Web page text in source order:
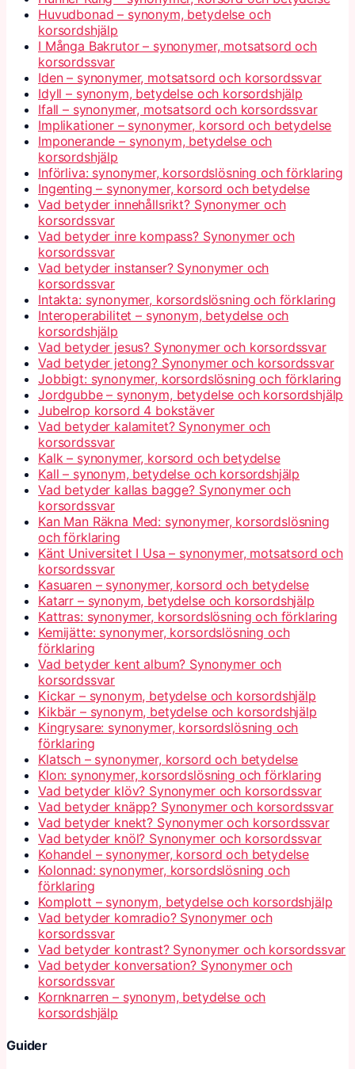
Huvudbonad – synonym, betydelse och
korsordshjälp
I Många Bakrutor – synonymer, motsatsord och
korsordssvar
Iden – synonymer, motsatsord och korsordssvar
Idyll – synonym, betydelse och korsordshjälp
Ifall – synonymer, motsatsord och korsordssvar
Implikationer – synonymer, korsord och betydelse
Imponerande – synonym, betydelse och
korsordshjälp
Införliva: synonymer, korsordslösning och förklaring
Ingenting – synonymer, korsord och betydelse
Vad betyder innehållsrikt? Synonymer och
korsordssvar
Vad betyder inre kompass? Synonymer och
korsordssvar
Vad betyder instanser? Synonymer och
korsordssvar
Intakta: synonymer, korsordslösning och förklaring
Interoperabilitet – synonym, betydelse och
korsordshjälp
Vad betyder jesus? Synonymer och korsordssvar
Vad betyder jetong? Synonymer och korsordssvar
Jobbigt: synonymer, korsordslösning och förklaring
Jordgubbe – synonym, betydelse och korsordshjälp
Jubelrop korsord 4 bokstäver
Vad betyder kalamitet? Synonymer och
korsordssvar
Kalk – synonymer, korsord och betydelse
Kall – synonym, betydelse och korsordshjälp
Vad betyder kallas bagge? Synonymer och
korsordssvar
Kan Man Räkna Med: synonymer, korsordslösning
och förklaring
Känt Universitet I Usa – synonymer, motsatsord och
korsordssvar
Kasuaren – synonymer, korsord och betydelse
Katarr – synonym, betydelse och korsordshjälp
Kattras: synonymer, korsordslösning och förklaring
Kemijätte: synonymer, korsordslösning och
förklaring
Vad betyder kent album? Synonymer och
korsordssvar
Kickar – synonym, betydelse och korsordshjälp
Kikbär – synonym, betydelse och korsordshjälp
Kingrysare: synonymer, korsordslösning och
förklaring
Klatsch – synonymer, korsord och betydelse
Klon: synonymer, korsordslösning och förklaring
Vad betyder klöv? Synonymer och korsordssvar
Vad betyder knäpp? Synonymer och korsordssvar
Vad betyder knekt? Synonymer och korsordssvar
Vad betyder knöl? Synonymer och korsordssvar
Kohandel – synonymer, korsord och betydelse
Kolonnad: synonymer, korsordslösning och
förklaring
Komplott – synonym, betydelse och korsordshjälp
Vad betyder komradio? Synonymer och
korsordssvar
Vad betyder kontrast? Synonymer och korsordssvar
Vad betyder konversation? Synonymer och
korsordssvar
Kornknarren – synonym, betydelse och
korsordshjälp
Guider